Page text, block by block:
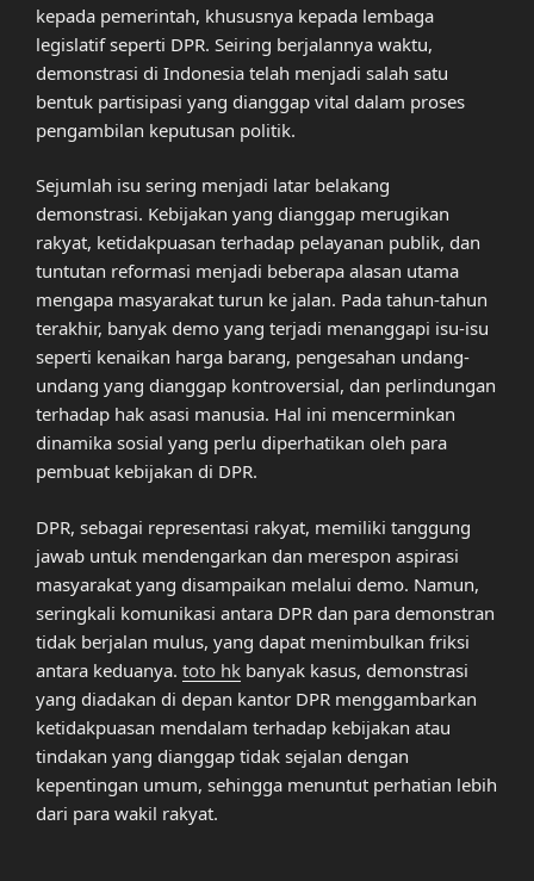
kepada pemerintah, khususnya kepada lembaga
legislatif seperti DPR. Seiring berjalannya waktu,
demonstrasi di Indonesia telah menjadi salah satu
bentuk partisipasi yang dianggap vital dalam proses
pengambilan keputusan politik.
Sejumlah isu sering menjadi latar belakang
demonstrasi. Kebijakan yang dianggap merugikan
rakyat, ketidakpuasan terhadap pelayanan publik, dan
tuntutan reformasi menjadi beberapa alasan utama
mengapa masyarakat turun ke jalan. Pada tahun-tahun
terakhir, banyak demo yang terjadi menanggapi isu-isu
seperti kenaikan harga barang, pengesahan undang-
undang yang dianggap kontroversial, dan perlindungan
terhadap hak asasi manusia. Hal ini mencerminkan
dinamika sosial yang perlu diperhatikan oleh para
pembuat kebijakan di DPR.
DPR, sebagai representasi rakyat, memiliki tanggung
jawab untuk mendengarkan dan merespon aspirasi
masyarakat yang disampaikan melalui demo. Namun,
seringkali komunikasi antara DPR dan para demonstran
tidak berjalan mulus, yang dapat menimbulkan friksi
antara keduanya. toto hk banyak kasus, demonstrasi
yang diadakan di depan kantor DPR menggambarkan
ketidakpuasan mendalam terhadap kebijakan atau
tindakan yang dianggap tidak sejalan dengan
kepentingan umum, sehingga menuntut perhatian lebih
dari para wakil rakyat.